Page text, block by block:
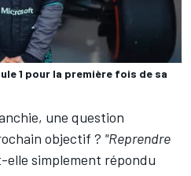
1 pour la première fois de sa
une question
objectif ? "Reprendre
elle simplement répondu